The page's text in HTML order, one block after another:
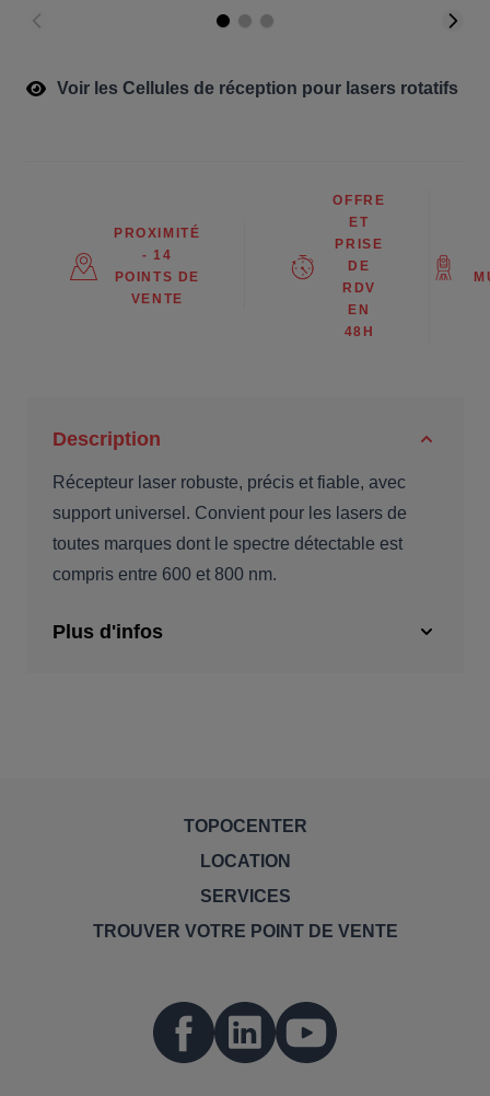
Voir les Cellules de réception pour lasers rotatifs
PROXIMITÉ
- 14
POINTS DE
VENTE
OFFRE
ET
PRISE
DE
RDV
EN
48H
Description
Récepteur laser robuste, précis et fiable, avec
support universel. Convient pour les lasers de
toutes marques dont le spectre détectable est
compris entre 600 et 800 nm.
Plus d'infos
TOPOCENTER
LOCATION
SERVICES
TROUVER VOTRE POINT DE VENTE